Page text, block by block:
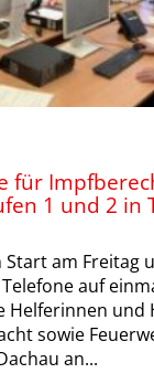
für
1 und 2 in
am Freitag
auf
Helferinnen und
sowie
an...